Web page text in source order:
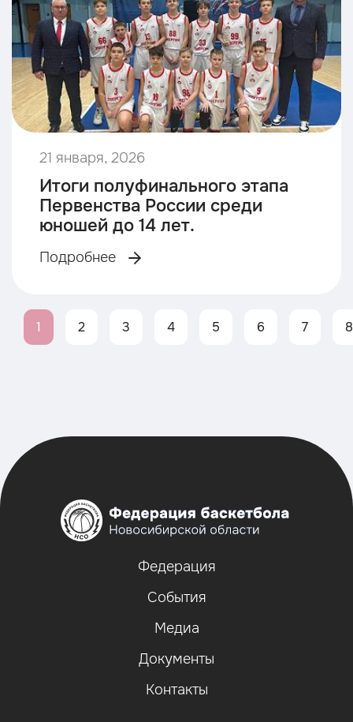
21 января, 2026
Итоги полуфинального этапа
Первенства России среди
юношей до 14 лет.
Подробнее
1 2 3 4 5 6 7 8
Федерация
События
Медиа
Документы
Контакты